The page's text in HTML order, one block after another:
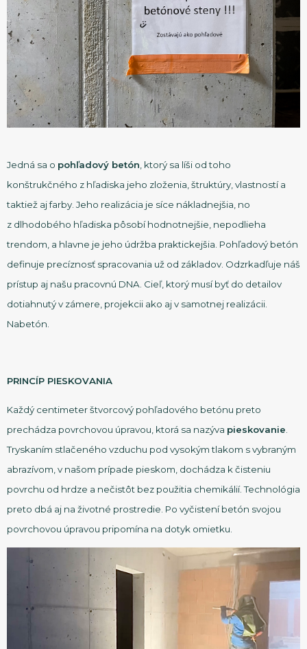
Zavolajte nám
0911 719 199
Jedná sa o pohľadový betón, ktorý sa líši od toho
konštrukčného z hľadiska jeho zloženia, štruktúry, vlastností a
taktiež aj farby. Jeho realizácia je síce nákladnejšia, no
z dlhodobého hľadiska pôsobí hodnotnejšie, nepodlieha
trendom, a hlavne je jeho údržba praktickejšia. Pohľadový betón
definuje precíznosť spracovania už od základov. Odzrkadľuje náš
prístup aj našu pracovnú DNA. Cieľ, ktorý musí byť do detailov
dotiahnutý v zámere, projekcii ako aj v samotnej realizácii.
Nabetón.
PRINCÍP PIESKOVANIA
Každý centimeter štvorcový pohľadového betónu preto
prechádza povrchovou úpravou, ktorá sa nazýva pieskovanie.
Tryskaním stlačeného vzduchu pod vysokým tlakom s vybraným
abrazívom, v našom prípade pieskom, dochádza k čisteniu
povrchu od hrdze a nečistôt bez použitia chemikálií. Technológia
preto dbá aj na životné prostredie. Po vyčistení betón svojou
povrchovou úpravou pripomína na dotyk omietku.